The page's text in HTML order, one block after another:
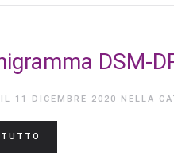
DSM-
11 DICEMBRE 2020 NELLA